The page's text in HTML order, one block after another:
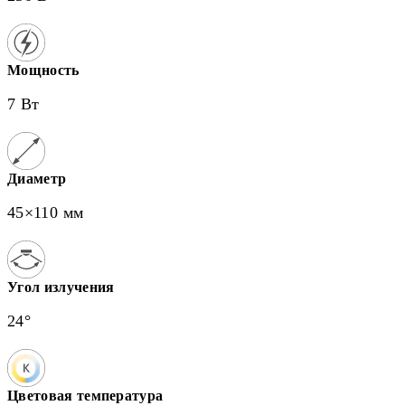
Мощность
7 Вт
Диаметр
45×110 мм
Угол излучения
24°
Цветовая температура